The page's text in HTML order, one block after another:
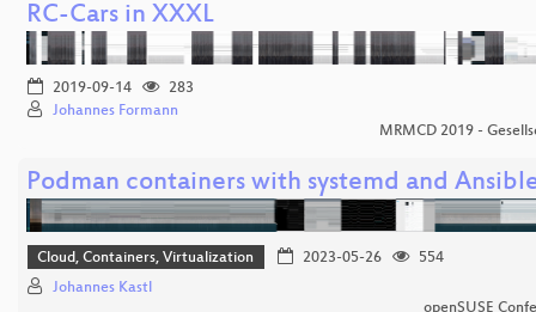
RC-Cars in XXXL
2019-09-14
283
Johannes Formann
MRMCD 2019 -
Podman containers with systemd and
Cloud, Containers, Virtualization 2023-05-26
554
Johannes Kastl
openSUSE